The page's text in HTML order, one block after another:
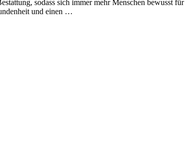
sodass sich immer mehr Menschen bewusst für
und einen …